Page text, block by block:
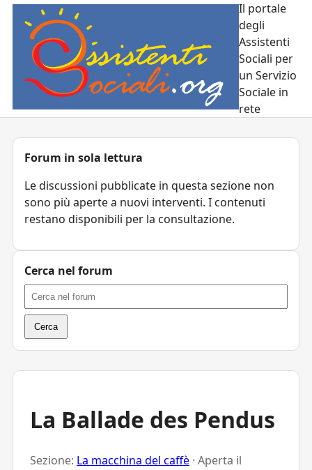
Il portale
degli
Assistenti
Sociali per
un Servizio
Sociale in
rete
La Ballade des Pendus
Sezione: La macchina del caffè · Aperta il
Forum in sola lettura
Le discussioni pubblicate in questa sezione non
sono più aperte a nuovi interventi. I contenuti
restano disponibili per la consultazione.
Cerca nel forum
Cerca